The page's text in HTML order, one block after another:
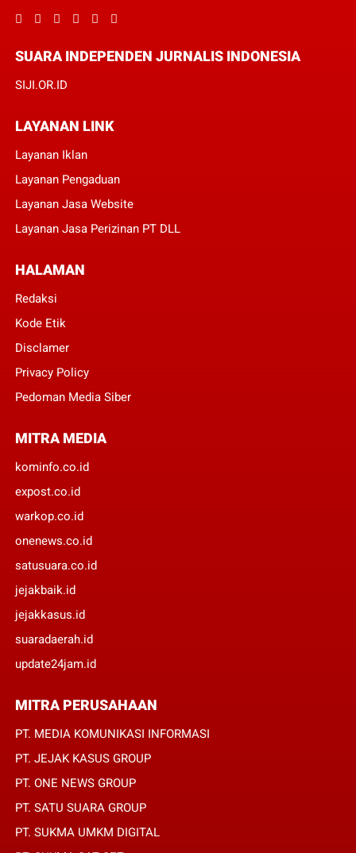
SUARA INDEPENDEN JURNALIS INDONESIA
SIJI.OR.ID
LAYANAN LINK
Layanan Iklan
Layanan Pengaduan
Layanan Jasa Website
Layanan Jasa Perizinan PT DLL
HALAMAN
Redaksi
Kode Etik
Disclamer
Privacy Policy
Pedoman Media Siber
MITRA MEDIA
kominfo.co.id
expost.co.id
warkop.co.id
onenews.co.id
satusuara.co.id
jejakbaik.id
jejakkasus.id
suaradaerah.id
update24jam.id
MITRA PERUSAHAAN
PT. MEDIA KOMUNIKASI INFORMASI
PT. JEJAK KASUS GROUP
PT. ONE NEWS GROUP
PT. SATU SUARA GROUP
PT. SUKMA UMKM DIGITAL